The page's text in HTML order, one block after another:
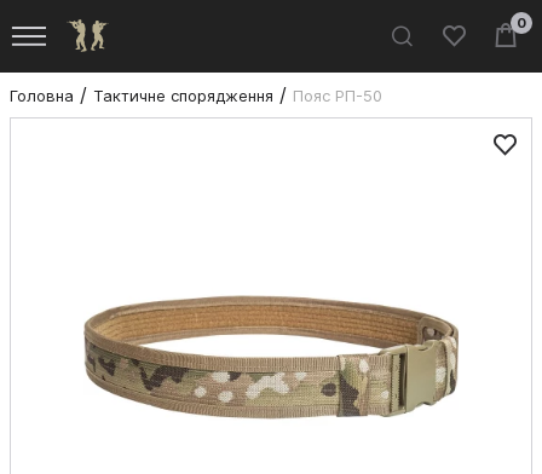
0
Головна Тактичне спорядження Пояс РП-50